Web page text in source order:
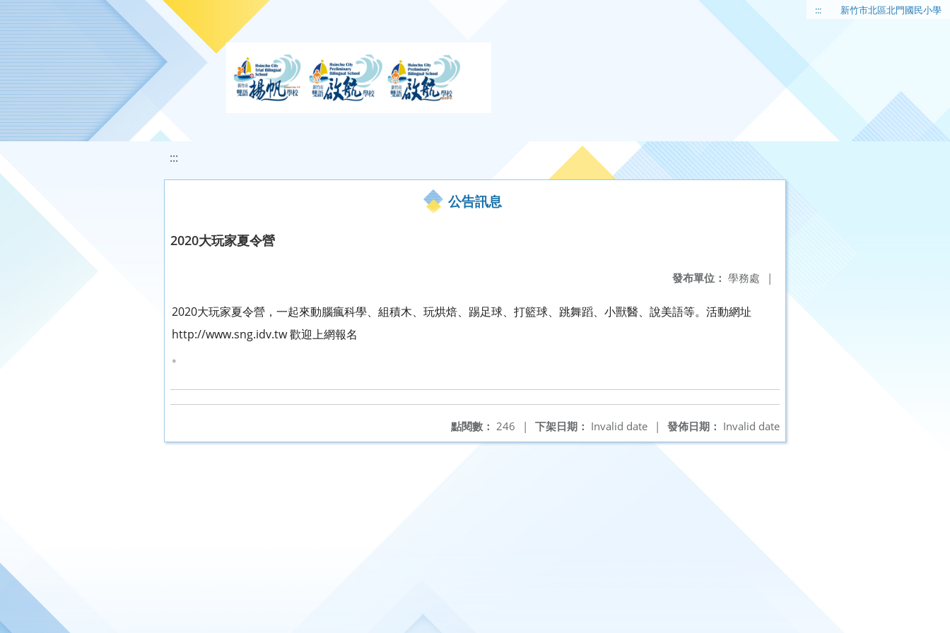
移至網頁之主要內容區位置 ::: 新竹市北區北門國民小學
:::
公告訊息
2020大玩家夏令營
發布單位： 學務處 |
2020大玩家夏令營，一起來動腦瘋科學、組積木、玩烘焙、踢足球、打籃球、跳舞蹈、小獸醫、說美語等。活動網址
http://www.sng.idv.tw 歡迎上網報名
。
發佈日期： Invalid date
下架日期： Invalid date |
點閱數： 246 |